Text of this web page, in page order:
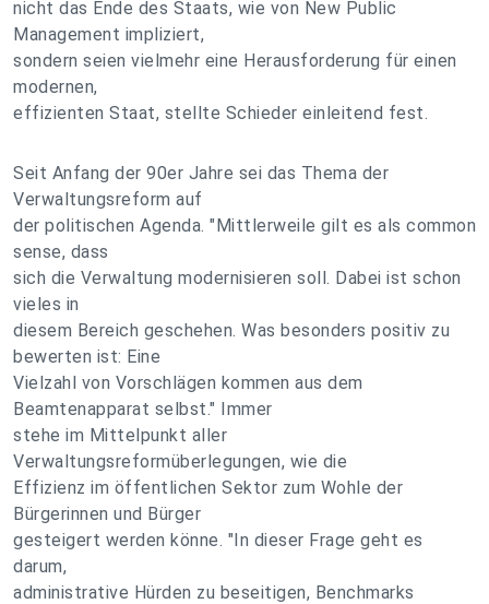
nicht das Ende des Staats, wie von New Public
Management impliziert,
sondern seien vielmehr eine Herausforderung für einen
modernen,
effizienten Staat, stellte Schieder einleitend fest.
Seit Anfang der 90er Jahre sei das Thema der
Verwaltungsreform auf
der politischen Agenda. "Mittlerweile gilt es als common
sense, dass
sich die Verwaltung modernisieren soll. Dabei ist schon
vieles in
diesem Bereich geschehen. Was besonders positiv zu
bewerten ist: Eine
Vielzahl von Vorschlägen kommen aus dem
Beamtenapparat selbst." Immer
stehe im Mittelpunkt aller
Verwaltungsreformüberlegungen, wie die
Effizienz im öffentlichen Sektor zum Wohle der
Bürgerinnen und Bürger
gesteigert werden könne. "In dieser Frage geht es
darum,
administrative Hürden zu beseitigen, Benchmarks